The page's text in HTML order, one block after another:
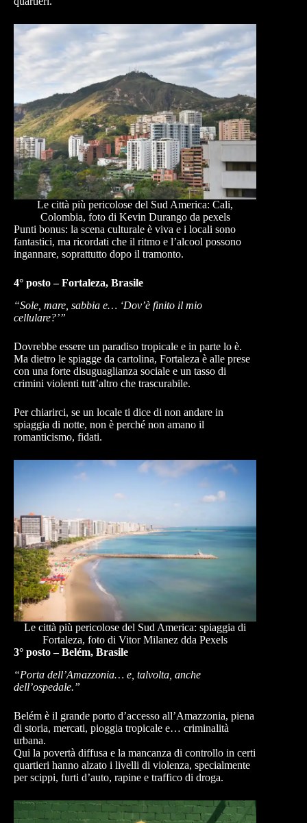
Le città più pericolose del Sud America: Cali,
Colombia, foto di Kevin Durango da pexels
Punti bonus: la scena culturale è viva e i locali sono
fantastici, ma ricordati che il ritmo e l’alcool possono
ingannare, soprattutto dopo il tramonto.
4° posto – Fortaleza, Brasile
“Sole, mare, sabbia e… ‘Dov’è finito il mio
cellulare?’”
Dovrebbe essere un paradiso tropicale e in parte lo è.
Ma dietro le spiagge da cartolina, Fortaleza è alle prese
con una forte disuguaglianza sociale e un tasso di
crimini violenti tutt’altro che trascurabile.
Per chiarirci, se un locale ti dice di non andare in
spiaggia di notte, non è perché non amano il
romanticismo, fidati.
Le città più pericolose del Sud America: spiaggia di
Fortaleza, foto di Vitor Milanez dda Pexels
3° posto – Belém, Brasile
“Porta dell’Amazzonia… e, talvolta, anche
dell’ospedale.”
Belém è il grande porto d’accesso all’Amazzonia, piena
di storia, mercati, pioggia tropicale e… criminalità
urbana.
Qui la povertà diffusa e la mancanza di controllo in certi
quartieri hanno alzato i livelli di violenza, specialmente
per scippi, furti d’auto, rapine e traffico di droga.